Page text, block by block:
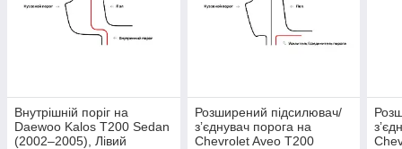
Внутрішній поріг на
Daewoo Kalos T200 Sedan
(2002–2005), Лівий
Розширений підсилювач/
зʼєднувач порога на
Chevrolet Aveo T200